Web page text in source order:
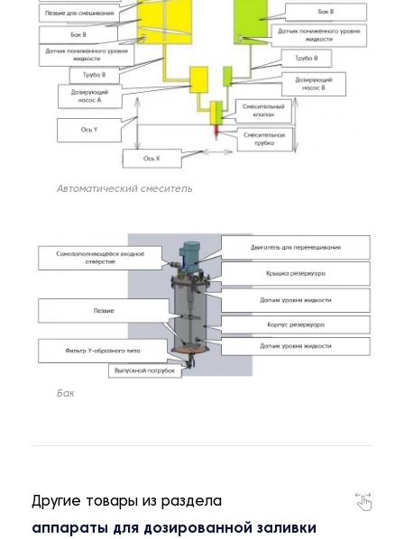
Автоматический смеситель
Бак
Другие товары из раздела
аппараты для дозированной заливки